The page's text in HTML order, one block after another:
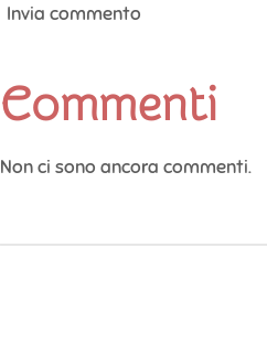
Invia commento
Commenti
Non ci sono ancora commenti.